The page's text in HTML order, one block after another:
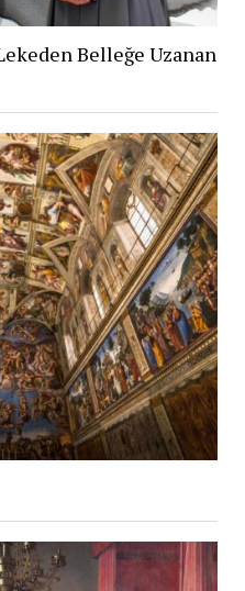
Belleğe Uzanan